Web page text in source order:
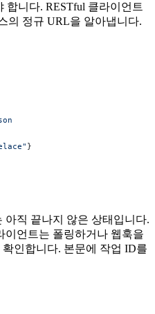
합니다. RESTful 클라이언트
의 정규 URL을 알아냅니다.
}
직 끝나지 않은 상태입니다.
이언트는 폴링하거나 웹훅을
인합니다. 본문에 작업 ID를